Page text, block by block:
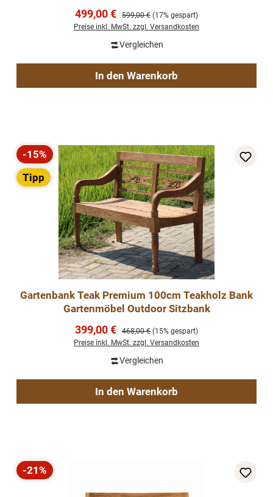
Verkaufspreis:
499,00 € Regulärer Preis:
599,00 € (17% gespart)
Preise inkl. MwSt. zzgl. Versandkosten
Vergleichen
In den Warenkorb
Rabatt
-15%
Tipp
Gartenbank Teak Premium 100cm Teakholz Bank
Gartenmöbel Outdoor Sitzbank
Verkaufspreis:
399,00 € Regulärer Preis:
468,00 € (15% gespart)
Preise inkl. MwSt. zzgl. Versandkosten
Vergleichen
In den Warenkorb
Rabatt
-21%